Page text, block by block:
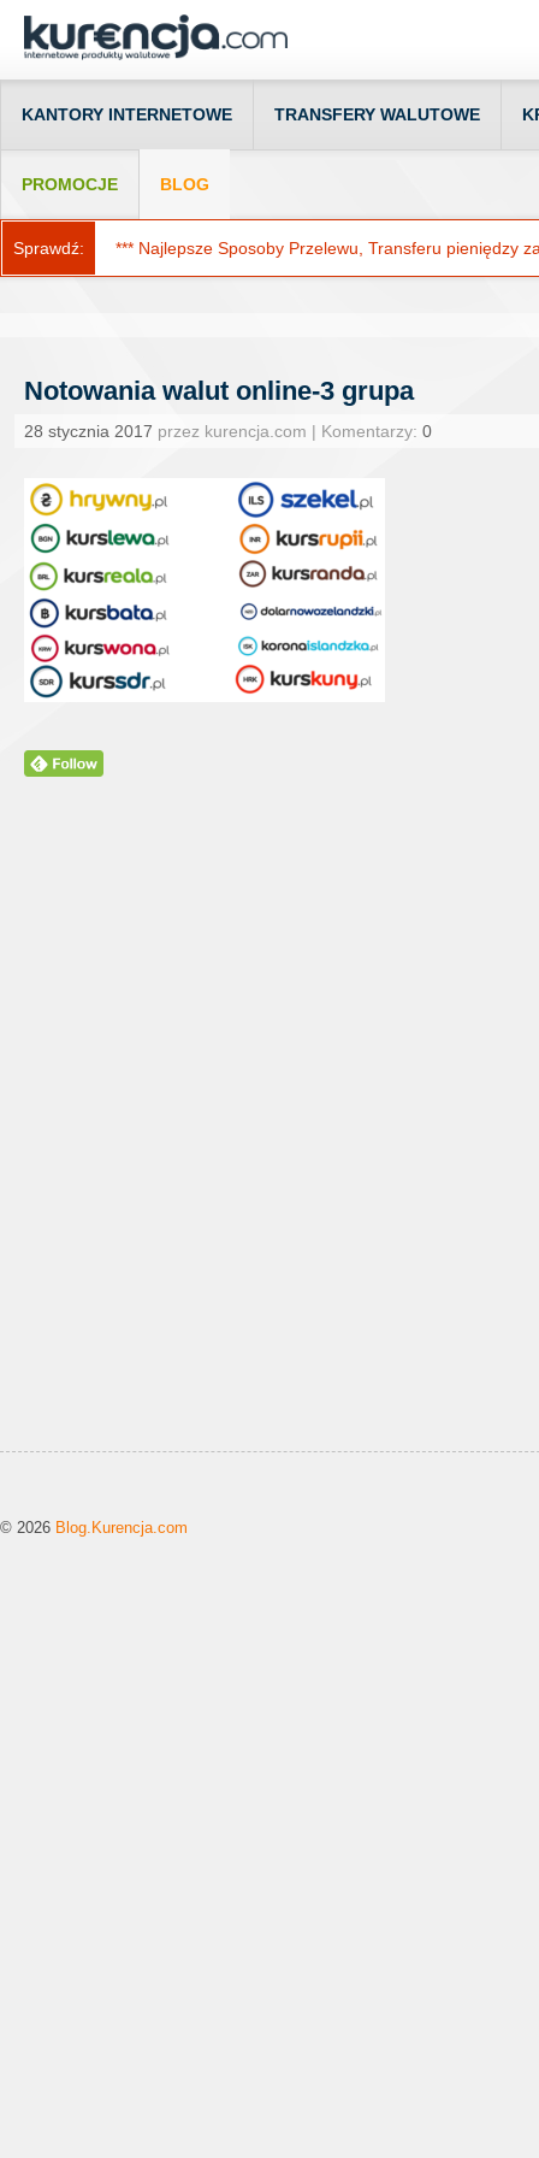
KANTORY INTERNETOWE TRANSFERY WALUTOWE
PROMOCJE BLOG
Sprawdź: *** Najlepsze Sposoby Przelewu, Transferu pieniędzy
Notowania walut online-3 grupa
28 stycznia 2017 przez kurencja.com | Komentarzy: 0
© 2026 Blog.Kurencja.com